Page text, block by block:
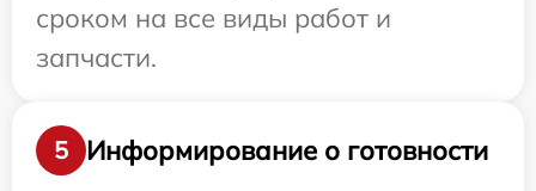
сроком на все виды работ и
запчасти.
5
Информирование о готовности